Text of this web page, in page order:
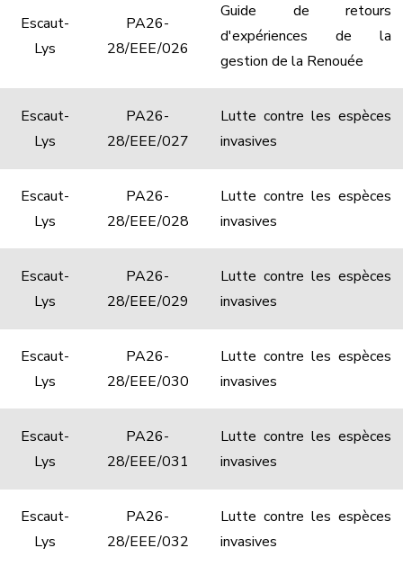
Escaut-
Lys
PA26-
28/EEE/026
Guide de retours
d'expériences de la
gestion de la Renouée
Escaut-
Lys
PA26-
28/EEE/027
Lutte contre les espèces
invasives
Escaut-
Lys
PA26-
28/EEE/028
Lutte contre les espèces
invasives
Escaut-
Lys
PA26-
28/EEE/029
Lutte contre les espèces
invasives
Escaut-
Lys
PA26-
28/EEE/030
Lutte contre les espèces
invasives
Escaut-
Lys
PA26-
28/EEE/031
Lutte contre les espèces
invasives
Escaut-
Lys
PA26-
28/EEE/032
Lutte contre les espèces
invasives